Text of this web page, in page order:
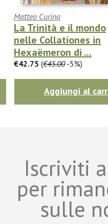
Matteo Curina
La Trinità e il mondo
nelle Collationes in
Hexaëmeron di ...
€42.75 (€45.00-5%)
Aggiungi al
Iscriviti
per
sulle